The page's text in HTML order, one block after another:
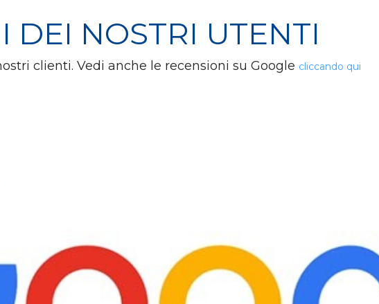
DEI NOSTRI UTENTI
clienti. Vedi anche le recensioni su Google cliccando qui